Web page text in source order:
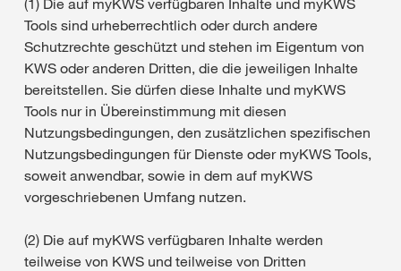
(1) Die auf myKWS verfügbaren Inhalte und myKWS
Tools sind urheberrechtlich oder durch andere
Schutzrechte geschützt und stehen im Eigentum von
KWS oder anderen Dritten, die die jeweiligen Inhalte
bereitstellen. Sie dürfen diese Inhalte und myKWS
Tools nur in Übereinstimmung mit diesen
Nutzungsbedingungen, den zusätzlichen spezifischen
Nutzungsbedingungen für Dienste oder myKWS Tools,
soweit anwendbar, sowie in dem auf myKWS
vorgeschriebenen Umfang nutzen.
(2) Die auf myKWS verfügbaren Inhalte werden
teilweise von KWS und teilweise von Dritten